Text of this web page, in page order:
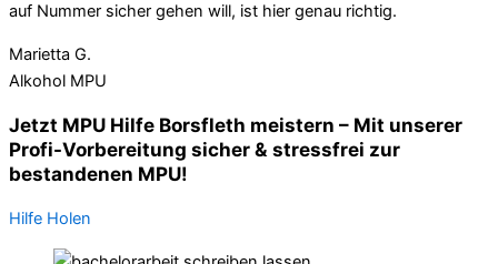
auf Nummer sicher gehen will, ist hier genau richtig.
Marietta G.
Alkohol MPU
Jetzt MPU Hilfe Borsfleth meistern – Mit unserer
Profi-Vorbereitung sicher & stressfrei zur
bestandenen MPU!
Hilfe Holen